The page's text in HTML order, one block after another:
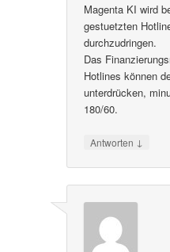
Magenta KI wird
gestuetzten
durchzudringen.
Das
Hotlines können
unterdrücken,
180/60.
Antworten ↓